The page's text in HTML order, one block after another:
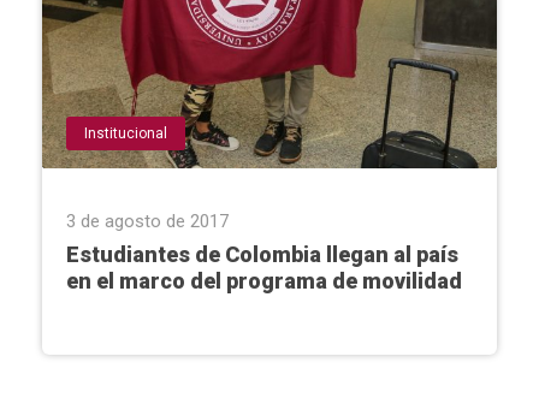
Institucional
3 de agosto de 2017
Estudiantes de Colombia llegan al país
en el marco del programa de movilidad